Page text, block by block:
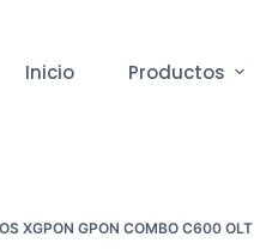
Inicio Productos
XGPON GPON COMBO C600 OLT